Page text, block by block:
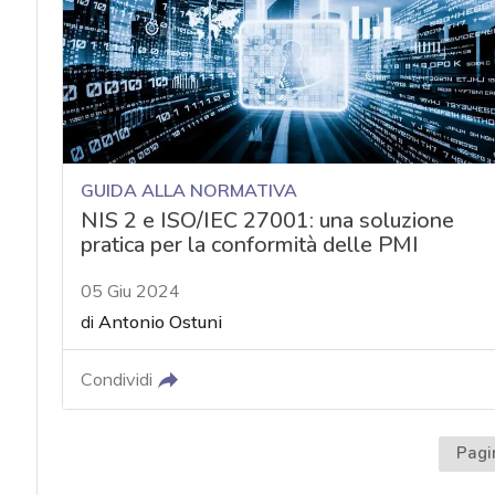
GUIDA ALLA NORMATIVA
NIS 2 e ISO/IEC 27001: una soluzione
pratica per la conformità delle PMI
05 Giu 2024
di Antonio Ostuni
Condividi